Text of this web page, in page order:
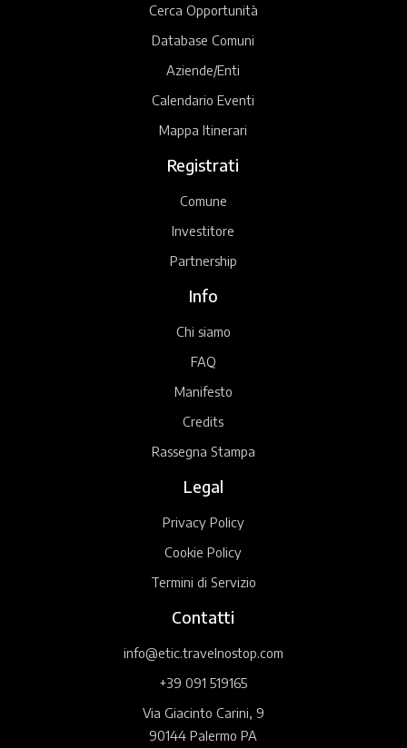
Cerca Opportunità
Database Comuni
Aziende/Enti
Calendario Eventi
Mappa Itinerari
Registrati
Comune
Investitore
Partnership
Info
Chi siamo
FAQ
Manifesto
Credits
Rassegna Stampa
Legal
Privacy Policy
Cookie Policy
Termini di Servizio
Contatti
info@etic.travelnostop.com
+39 091 519165
Via Giacinto Carini, 9
90144 Palermo PA